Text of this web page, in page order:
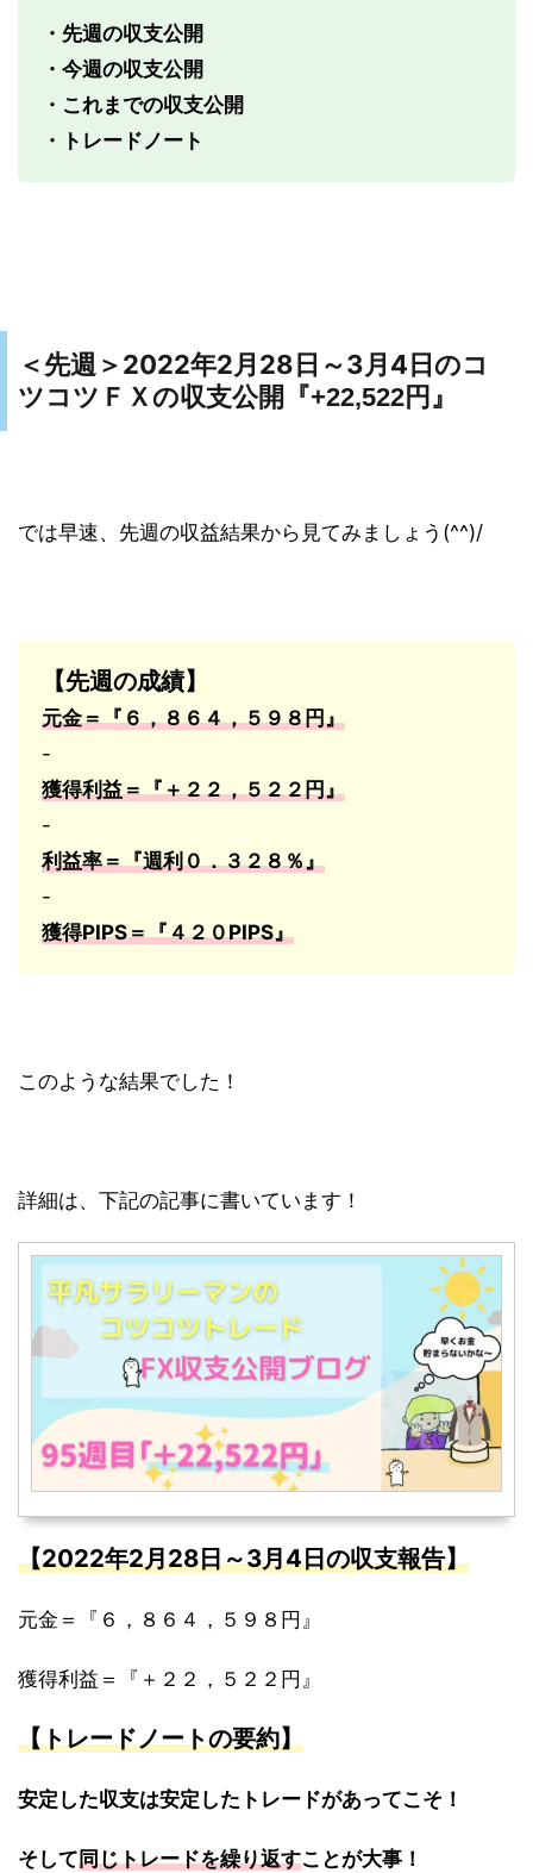
・先週の収支公開
・今週の収支公開
・これまでの収支公開
・トレードノート
＜先週＞ 2022年2月28日～3月4日のコ
ツコツＦＸの収支公開『+22,522円』
では早速、先週の収益結果から見てみましょう(^^)/
【先週の成績】
元金＝『６，８６４，５９８円』
-
獲得利益＝『＋２２，５２２円』
-
利益率＝『週利０．３２８％』
-
獲得PIPS＝『４２０PIPS』
このような結果でした！
詳細は、下記の記事に書いています！
【2022年2月28日～3月4日の収支報告】
元金＝『６，８６４，５９８円』
獲得利益＝『＋２２，５２２円』
【トレードノートの要約】
安定した収支は安定したトレードがあってこそ！
そして同じトレードを繰り返すことが大事！